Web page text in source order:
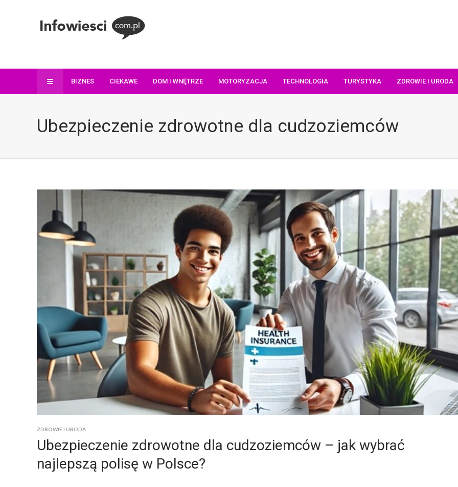
BIZNES CIEKAWE DOM I WNĘTRZE MOTORYZACJA TECHNOLOGIA TURYSTYKA ZDROWIE I URODA
Ubezpieczenie zdrowotne dla cudzoziemców
ZDROWIE I URODA
Ubezpieczenie zdrowotne dla cudzoziemców – jak wybrać
najlepszą polisę w Polsce?